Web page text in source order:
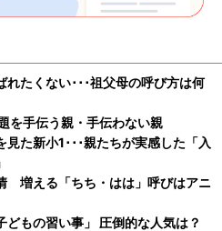
れたくない･･･祖父母の呼び方は何
を手伝う親・手伝わない親
た新小1･･･親たちが実感した「入
増える「ちち・はは」呼びはアニ
もの習い事」 圧倒的な人気は？